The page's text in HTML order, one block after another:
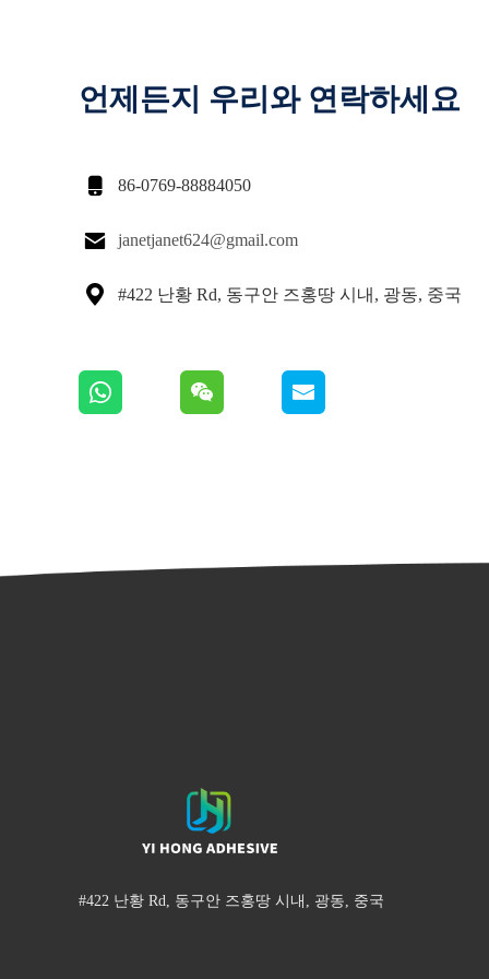
언제든지 우리와 연락하세요
 86-0769-88884050
 janetjanet624@gmail.com
 #422 난황 Rd, 동구안 즈홍땅 시내, 광동, 중국
#422 난황 Rd, 동구안 즈홍땅 시내, 광동, 중국